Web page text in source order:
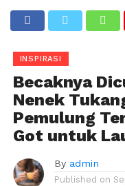
INSPIRASI
Becaknya
Nenek
Pemulung
Got untuk
By admin
Published on